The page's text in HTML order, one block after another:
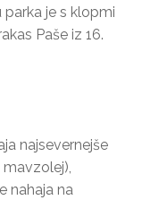
parka je s klopmi
Paše iz 16.
najsevernejše
nahaja na